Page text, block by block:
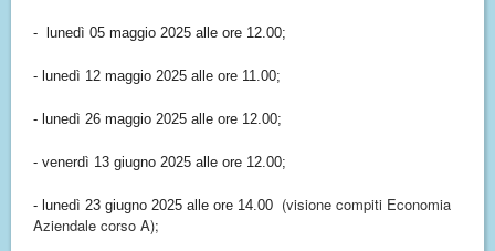
- lunedì 05 maggio 2025 alle ore 12.00;
- lunedì 12 maggio 2025 alle ore 11.00;
- lunedì 26 maggio 2025 alle ore 12.00;
- venerdì 13 giugno 2025 alle ore 12.00;
- lunedì 23 giugno 2025 alle ore 14.00 (visione compiti Economia
Aziendale corso A);